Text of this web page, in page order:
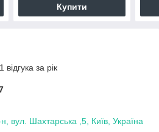
Купити
за рік
вул. Шахтарська ,5, Київ, Україна